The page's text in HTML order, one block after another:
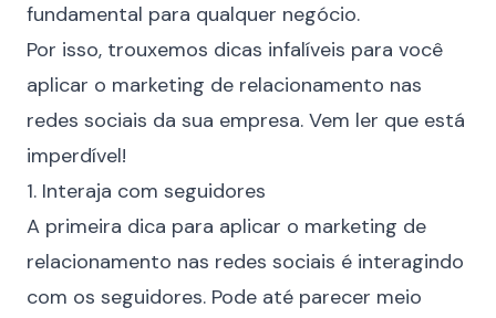
fundamental para qualquer negócio.
Por isso, trouxemos dicas infalíveis para você
aplicar o marketing de relacionamento nas
redes sociais da sua empresa. Vem ler que está
imperdível!
1. Interaja com seguidores
A primeira dica para aplicar o marketing de
relacionamento nas redes sociais é interagindo
com os seguidores. Pode até parecer meio